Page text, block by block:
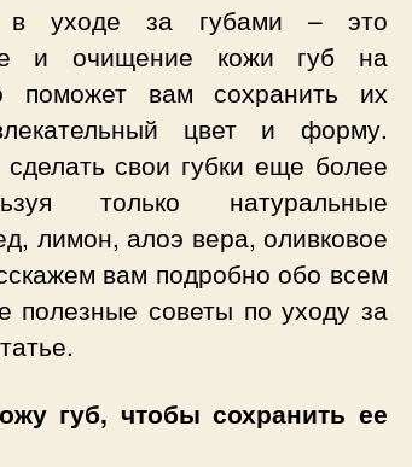
в уходе за губами – это
и очищение кожи губ на
поможет вам сохранить их
цвет и форму.
свои губки еще более
только натуральные
лимон, алоэ вера, оливковое
вам подробно обо всем
полезные советы по уходу за
губ, чтобы сохранить ее